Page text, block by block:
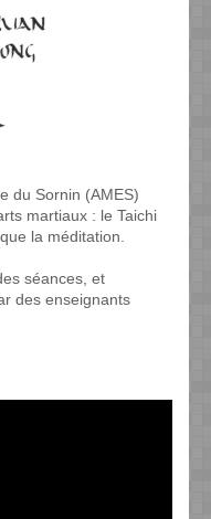
du Sornin (AMES)
martiaux : le Taichi
la méditation.
séances, et
des enseignants